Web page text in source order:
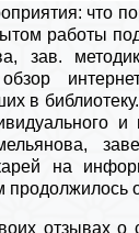
что
работы
зав.
в
и
на
продолжилось
отзывах